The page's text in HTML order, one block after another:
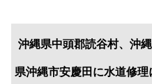
沖縄県中頭郡読谷村、沖
県沖縄市安慶田に水道修理